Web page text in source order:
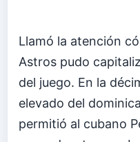
Llamó la atención
Astros pudo
del juego. En la
elevado del
permitió al cubano